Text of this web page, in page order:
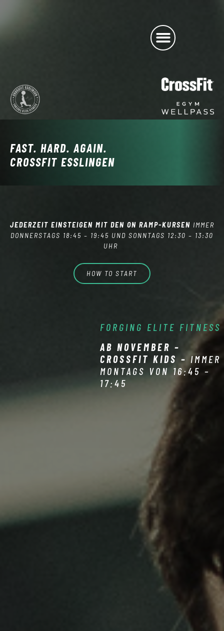
FAST. HARD. AGAIN.
CROSSFIT ESSLINGEN
JEDERZEIT EINSTEIGEN MIT DEN ON RAMP-KURSEN IMMER
DONNERSTAGS 18:45 – 19:45 UND SONNTAGS 12:30 – 13:30
UHR
HOW TO START
FORGING ELITE FITNESS
AB NOVEMBER –
CROSSFIT KIDS – IMMER
MONTAGS VON 16:45 –
17:45